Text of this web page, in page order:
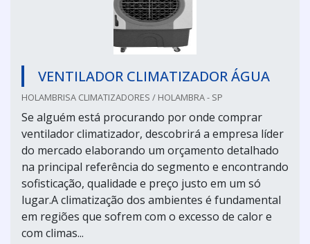
VENTILADOR CLIMATIZADOR ÁGUA
HOLAMBRISA CLIMATIZADORES / HOLAMBRA - SP
Se alguém está procurando por onde comprar
ventilador climatizador, descobrirá a empresa líder
do mercado elaborando um orçamento detalhado
na principal referência do segmento e encontrando
sofisticação, qualidade e preço justo em um só
lugar.A climatização dos ambientes é fundamental
em regiões que sofrem com o excesso de calor e
com climas...